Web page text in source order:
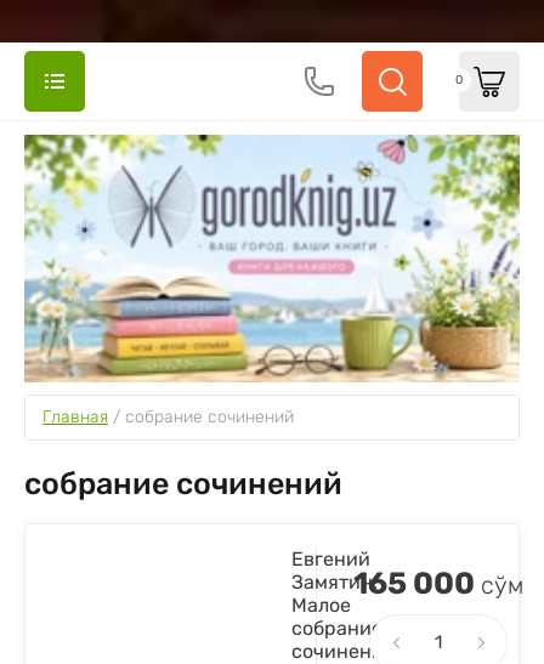
0
Главная / собрание сочинений
собрание сочинений
Евгений
Замятин:
Малое
собрание
сочинений
165 000 сўм